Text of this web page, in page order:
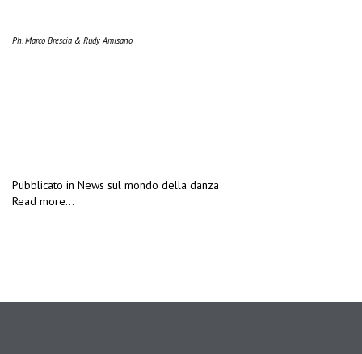
Ph. Marco Brescia & Rudy Amisano
Pubblicato in News sul mondo della danza
Read more...